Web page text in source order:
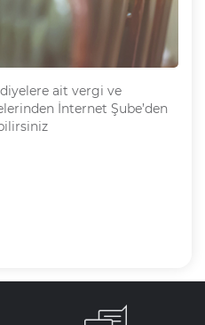
ait vergi ve
İnternet Şube’den